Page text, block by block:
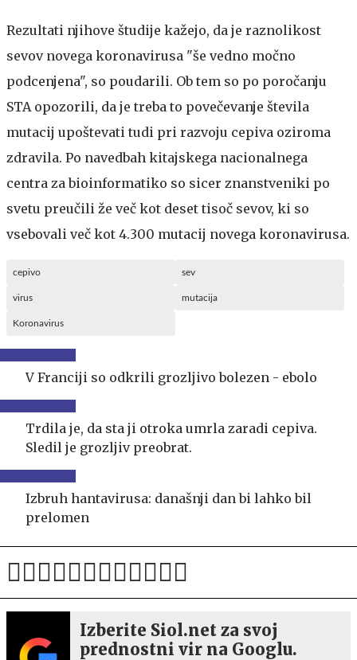
Rezultati njihove študije kažejo, da je raznolikost
sevov novega koronavirusa "še vedno močno
podcenjena", so poudarili. Ob tem so po poročanju
STA opozorili, da je treba to povečevanje števila
mutacij upoštevati tudi pri razvoju cepiva oziroma
zdravila. Po navedbah kitajskega nacionalnega
centra za bioinformatiko so sicer znanstveniki po
svetu preučili že več kot deset tisoč sevov, ki so
vsebovali več kot 4.300 mutacij novega koronavirusa.
cepivo sev
virus mutacija
Koronavirus
V Franciji so odkrili grozljivo bolezen - ebolo
Trdila je, da sta ji otroka umrla zaradi cepiva.
Sledil je grozljiv preobrat.
Izbruh hantavirusa: današnji dan bi lahko bil
prelomen
Izberite Siol.net za svoj
prednostni vir na Googlu.